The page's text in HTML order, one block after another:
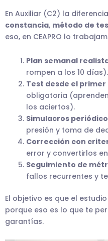
En Auxiliar (C2) la
constancia, método de
eso, en CEAPRO lo
Plan semanal
rompen a los 10 días).
Test desde el
obligatoria
los aciertos).
Simulacros
presión y toma de
Corrección con
error y convertirlos
Seguimiento de
fallos recurrentes y
El objetivo es que el
porque eso es lo que te
garantías.